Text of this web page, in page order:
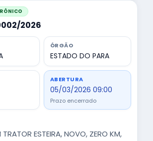
2026
ÓRGÃO
ESTADO DO PARA
ABERTURA
05/03/2026 09:00
Prazo encerrado
ESTEIRA, NOVO, ZERO KM,